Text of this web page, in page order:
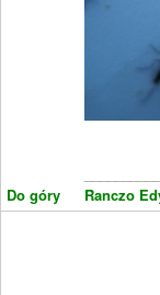
Do góry
Ranczo